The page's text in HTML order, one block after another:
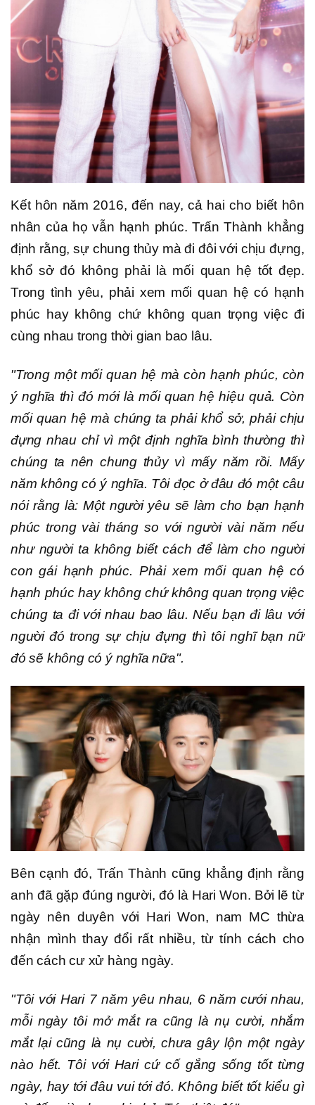
Kết hôn năm 2016, đến nay, cả hai cho biết hôn
nhân của họ vẫn hạnh phúc. Trấn Thành khẳng
định rằng, sự chung thủy mà đi đôi với chịu đựng,
khổ sở đó không phải là mối quan hệ tốt đẹp.
Trong tình yêu, phải xem mối quan hệ có hạnh
phúc hay không chứ không quan trọng việc đi
cùng nhau trong thời gian bao lâu.
"Trong một mối quan hệ mà còn hạnh phúc, còn
ý nghĩa thì đó mới là mối quan hệ hiệu quả. Còn
mối quan hệ mà chúng ta phải khổ sở, phải chịu
đựng nhau chỉ vì một định nghĩa bình thường thì
chúng ta nên chung thủy vì mấy năm rồi. Mấy
năm không có ý nghĩa. Tôi đọc ở đâu đó một câu
nói rằng là: Một người yêu sẽ làm cho bạn hạnh
phúc trong vài tháng so với người vài năm nếu
như người ta không biết cách để làm cho người
con gái hạnh phúc. Phải xem mối quan hệ có
hạnh phúc hay không chứ không quan trọng việc
chúng ta đi với nhau bao lâu. Nếu bạn đi lâu với
người đó trong sự chịu đựng thì tôi nghĩ bạn nữ
đó sẽ không có ý nghĩa nữa".
Bên cạnh đó, Trấn Thành cũng khẳng định rằng
anh đã gặp đúng người, đó là Hari Won. Bởi lẽ từ
ngày nên duyên với Hari Won, nam MC thừa
nhận mình thay đổi rất nhiều, từ tính cách cho
đến cách cư xử hàng ngày.
"Tôi với Hari 7 năm yêu nhau, 6 năm cưới nhau,
mỗi ngày tôi mở mắt ra cũng là nụ cười, nhắm
mắt lại cũng là nụ cười, chưa gây lộn một ngày
nào hết. Tôi với Hari cứ cố gắng sống tốt từng
ngày, hay tới đâu vui tới đó. Không biết tốt kiểu gì